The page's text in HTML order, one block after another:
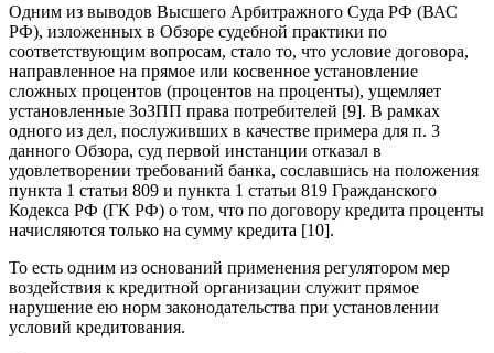
Одним из выводов Высшего Арбитражного Суда РФ (ВАС
РФ), изложенных в Обзоре судебной практики по
соответствующим вопросам, стало то, что условие договора,
направленное на прямое или косвенное установление
сложных процентов (процентов на проценты), ущемляет
установленные ЗоЗПП права потребителей [9]. В рамках
одного из дел, послуживших в качестве примера для п. 3
данного Обзора, суд первой инстанции отказал в
удовлетворении требований банка, сославшись на положения
пункта 1 статьи 809 и пункта 1 статьи 819 Гражданского
Кодекса РФ (ГК РФ) о том, что по договору кредита проценты
начисляются только на сумму кредита [10].
То есть одним из оснований применения регулятором мер
воздействия к кредитной организации служит прямое
нарушение ею норм законодательства при установлении
условий кредитования.